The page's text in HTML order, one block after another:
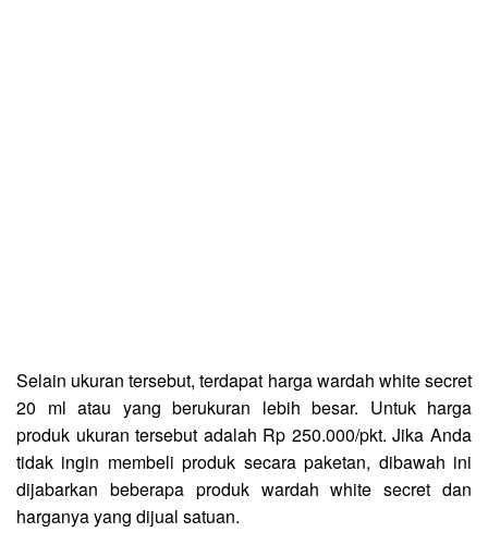
Selain ukuran tersebut, terdapat harga wardah white secret
20 ml atau yang berukuran lebih besar. Untuk harga
produk ukuran tersebut adalah Rp 250.000/pkt. Jika Anda
tidak ingin membeli produk secara paketan, dibawah ini
dijabarkan beberapa produk wardah white secret dan
harganya yang dijual satuan.